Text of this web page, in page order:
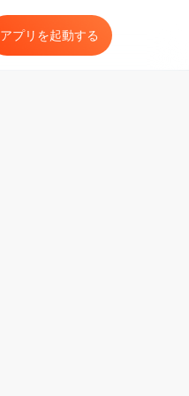
アプリを起動する